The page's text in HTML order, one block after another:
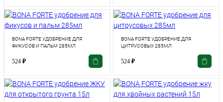
BONA FORTE УДОБРЕНИЕ ДЛЯ
ФИКУСОВ И ПАЛЬМ 285МЛ
524 ₽
BONA FORTE УДОБРЕНИЕ ДЛЯ
ЦИТРУСОВЫХ 285МЛ
524 ₽